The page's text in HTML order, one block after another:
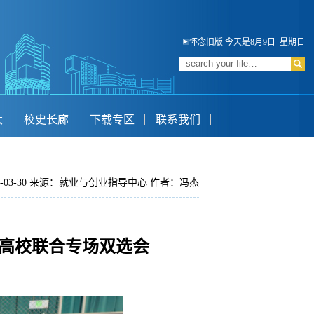
怀念旧版 今天是8月9日 星期日
校史长廊 下载专区 联系我们
03-30 来源：就业与创业指导中心 作者：冯杰
校联合专场双选会